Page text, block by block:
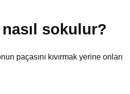
sokulur?
paçasını kıvırmak yerine onları